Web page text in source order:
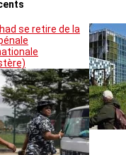
se retire de la